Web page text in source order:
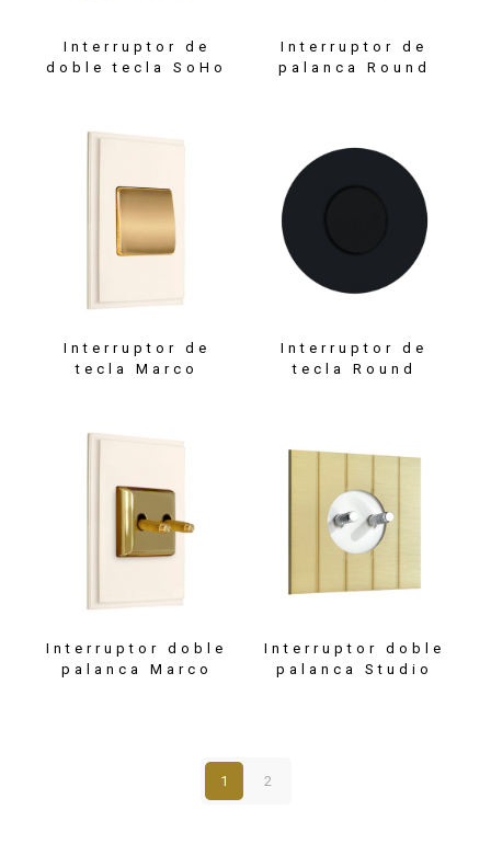
Interruptor de
doble tecla SoHo
Interruptor de
palanca Round
Interruptor de
tecla Marco
Interruptor de
tecla Round
Interruptor doble
palanca Marco
Interruptor doble
palanca Studio
1 2